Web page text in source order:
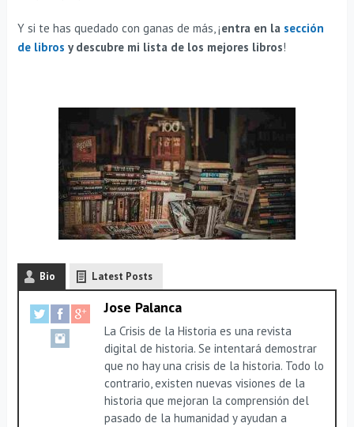
Y si te has quedado con ganas de más, ¡entra en la sección
de libros y descubre mi lista de los mejores libros!
Bio Latest Posts
Jose Palanca
La Crisis de la Historia es una revista
digital de historia. Se intentará demostrar
que no hay una crisis de la historia. Todo lo
contrario, existen nuevas visiones de la
historia que mejoran la comprensión del
pasado de la humanidad y ayudan a